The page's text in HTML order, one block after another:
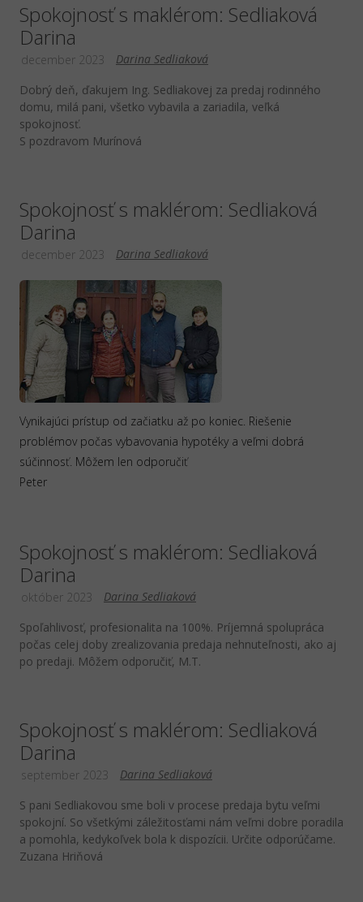
Spokojnosť s maklérom: Sedliaková
Darina
Darina Sedliaková
december 2023
Dobrý deň, ďakujem Ing. Sedliakovej za predaj rodinného
domu, milá pani, všetko vybavila a zariadila, veľká
spokojnosť.
S pozdravom Murínová
Spokojnosť s maklérom: Sedliaková
Darina
Darina Sedliaková
december 2023
Vynikajúci prístup od začiatku až po koniec. Riešenie
problémov počas vybavovania hypotéky a veľmi dobrá
súčinnosť. Môžem len odporučiť
Peter
Spokojnosť s maklérom: Sedliaková
Darina
Darina Sedliaková
október 2023
Spoľahlivosť, profesionalita na 100%. Príjemná spolupráca
počas celej doby zrealizovania predaja nehnuteľnosti, ako aj
po predaji. Môžem odporučiť, M.T.
Spokojnosť s maklérom: Sedliaková
Darina
Darina Sedliaková
september 2023
S pani Sedliakovou sme boli v procese predaja bytu veľmi
spokojní. So všetkými záležitosťami nám veľmi dobre poradila
a pomohla, kedykoľvek bola k dispozícii. Určite odporúčame.
Zuzana Hriňová